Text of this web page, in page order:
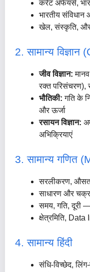
करेंट अफेयर्स,
भारतीय संविधान
खेल, संस्कृति, और
2. सामान्य
जीव विज्ञान:
रक्त परिसंचरण),
भौतिकी: गति के
और ऊर्जा
रसायन विज्ञान:
अभिक्रियाएं
3. सामान्य गणित
सरलीकरण, औसत,
साधारण और
समय, गति, दूरी
क्षेत्रमिति, Data
4. सामान्य हिंदी
संधि-विच्छेद,